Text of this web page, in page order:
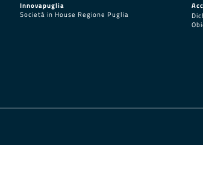
Innovapuglia
Società in House Regione Puglia